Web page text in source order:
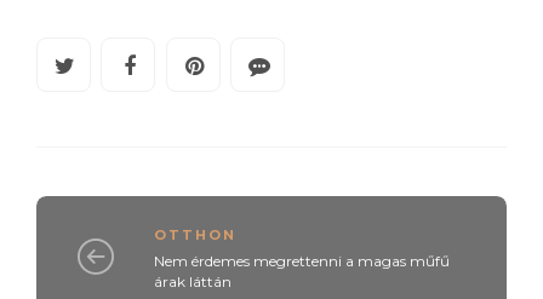
OTTHON
Nem érdemes megrettenni a magas műfű
árak láttán